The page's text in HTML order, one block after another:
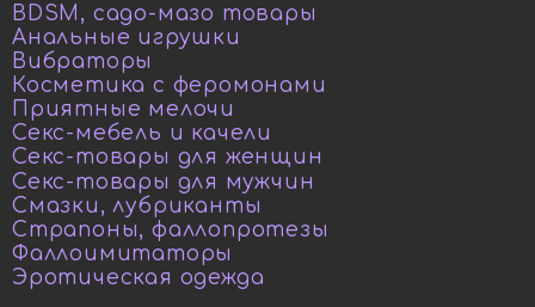
BDSM, садо-мазо товары
Анальные игрушки
Вибраторы
Косметика с феромонами
Приятные мелочи
Секс-мебель и качели
Секс-товары для женщин
Секс-товары для мужчин
Смазки, лубриканты
Страпоны, фаллопротезы
Фаллоимитаторы
Эротическая одежда